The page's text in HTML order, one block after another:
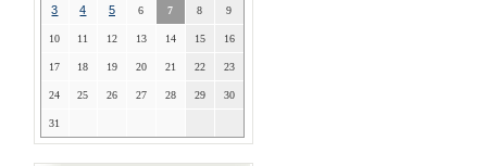
3 4 5 6 7 8 9
10 11 12 13 14 15 16
17 18 19 20 21 22 23
24 25 26 27 28 29 30
31